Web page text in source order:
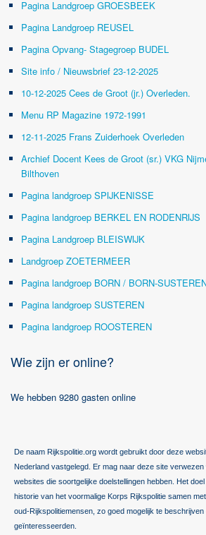
Pagina Landgroep GROESBEEK
Pagina Landgroep REUSEL
Pagina Opvang- Stagegroep BUDEL
Site info / Nieuwsbrief 23-12-2025
10-12-2025 Cees de Groot (jr.) Overleden.
Menu RP Magazine 1972-1991
12-11-2025 Frans Zuiderhoek Overleden
Archief Docent Kees de Groot (sr.) VKG
Bilthoven
Pagina landgroep SPIJKENISSE
Pagina landgroep BERKEL EN RODENRIJS
Pagina Landgroep BLEISWIJK
Landgroep ZOETERMEER
Pagina landgroep BORN / BORN-
Pagina landgroep SUSTEREN
Pagina landgroep ROOSTEREN
Wie zijn er online?
We hebben 9280 gasten online
De naam Rijkspolitie.org wordt gebruikt door deze
Nederland vastgelegd. Er mag naar deze site
websites die soortgelijke doelstellingen hebben. Het
historie van het voormalige Korps Rijkspolitie samen
oud-Rijkspolitiemensen, zo goed mogelijk te
geïnteresseerden.